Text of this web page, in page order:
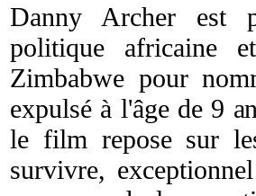
Danny Archer est
politique africaine
Zimbabwe pour
expulsé à l'âge de 9
le film repose sur
survivre,